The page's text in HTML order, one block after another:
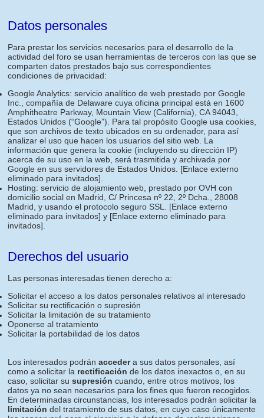
Datos personales
Para prestar los servicios necesarios para el desarrollo de la
actividad del foro se usan herramientas de terceros con las que se
comparten datos prestados bajo sus correspondientes
condiciones de privacidad:
Google Analytics: servicio analítico de web prestado por Google
Inc., compañía de Delaware cuya oficina principal está en 1600
Amphitheatre Parkway, Mountain View (California), CA 94043,
Estados Unidos (“Google”). Para tal propósito Google usa cookies,
que son archivos de texto ubicados en su ordenador, para así
analizar el uso que hacen los usuarios del sitio web. La
información que genera la cookie (incluyendo su dirección IP)
acerca de su uso en la web, será trasmitida y archivada por
Google en sus servidores de Estados Unidos. [Enlace externo
eliminado para invitados]
Hosting: servicio de alojamiento web, prestado por OVH con
domicilio social en Madrid, C/ Princesa nº 22, 2º Dcha., 28008
Madrid, y usando el protocolo seguro SSL. [Enlace externo
eliminado para invitados] y [Enlace externo eliminado para
invitados]
Derechos del usuario
Las personas interesadas tienen derecho a:
Solicitar el acceso a los datos personales relativos al interesado
Solicitar su rectificación o supresión
Solicitar la limitación de su tratamiento
Oponerse al tratamiento
Solicitar la portabilidad de los datos
Los interesados podrán accedera sus datos personales, así
como a solicitar la rectificación de los datos inexactos o, en su
caso, solicitar su supresión cuando, entre otros motivos, los
datos ya no sean necesarios para los fines que fueron recogidos.
En determinadas circunstancias, los interesados podrán solicitar la
limitación del tratamiento de sus datos, en cuyo caso únicamente